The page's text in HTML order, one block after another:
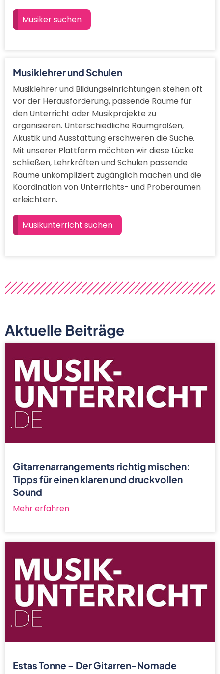
Musiker suchen
Musiklehrer und Schulen
Musiklehrer und Bildungseinrichtungen stehen oft
vor der Herausforderung, passende Räume für
den Unterricht oder Musikprojekte zu
organisieren. Unterschiedliche Raumgrößen,
Akustik und Ausstattung erschweren die Suche.
Mit unserer Plattform möchten wir diese Lücke
schließen, Lehrkräften und Schulen passende
Räume unkompliziert zugänglich machen und die
Koordination von Unterrichts- und Proberäumen
erleichtern.
Musikunterricht suchen
Aktuelle Beiträge
Gitarrenarrangements richtig mischen:
Tipps für einen klaren und druckvollen
Sound
Mehr erfahren
Estas Tonne – Der Gitarren-Nomade